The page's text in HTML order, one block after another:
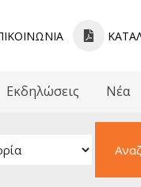
Εκδηλώσεις Νέα